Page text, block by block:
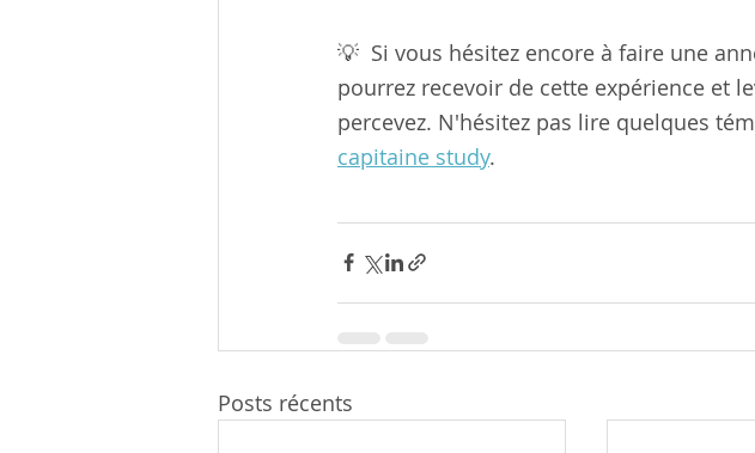
💡  Si vous hésitez encore à faire une
pourrez recevoir de cette expérience et
percevez. N'hésitez pas lire quelques
capitaine study.
Posts récents